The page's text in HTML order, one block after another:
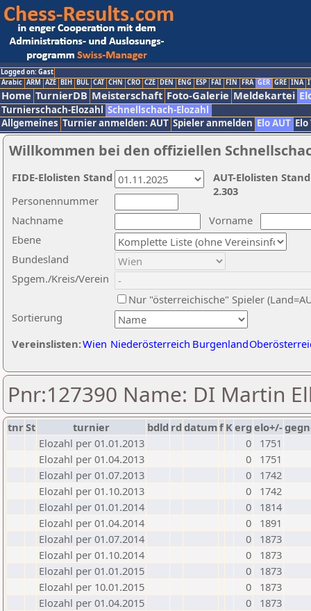
Logged on: Gast
Arabic ARM AZE BIH BUL CAT CHN CRO CZE DEN ENG ESP FAI FIN FRA GER GRE INA
Home TurnierDB Meisterschaft Foto-Galerie Meldekartei
Turnierschach-Elozahl Schnellschach-Elozahl
Allgemeines Turnier anmelden: AUT Spieler anmelden Elo AUT
Willkommen bei den offiziellen
Nachname
Vorname
Ebene
Sortierung
Personennummer
Bundesland
Spgem./Kreis/Verein
Nur "österreichische" Spieler
Vereinslisten:Wien Niederösterreich Burgenland
AUT-Elolisten
2.303
FIDE-Elolisten Stand
Pnr:127390 Name: DI Martin
tnrSt turnier bdld rd datumf Kerg elo+/-
Elozahl per 01.01.2013
0
1751
Elozahl per 01.04.2013
0
1751
Elozahl per 01.07.2013
0
1742
Elozahl per 01.10.2013
0
1742
Elozahl per 01.01.2014
0
1814
Elozahl per 01.04.2014
0
1891
Elozahl per 01.07.2014
0
1873
Elozahl per 01.10.2014
0
1873
Elozahl per 01.01.2015
0
1873
Elozahl per 10.01.2015
0
1873
Elozahl per 01.04.2015
0
1873